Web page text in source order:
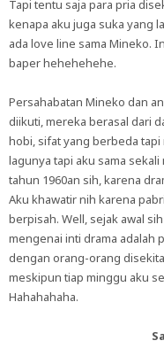
Tapi tentu saja para pria
kenapa aku juga suka yang
ada love line sama Mineko.
baper hehehehehe.
Persahabatan Mineko dan
diikuti, mereka berasal dari
hobi, sifat yang berbeda
lagunya tapi aku sama
tahun 1960an sih, karena
Aku khawatir nih karena
berpisah. Well, sejak awal
mengenai inti drama adalah
dengan orang-orang
meskipun tiap minggu aku
Hahahahaha.